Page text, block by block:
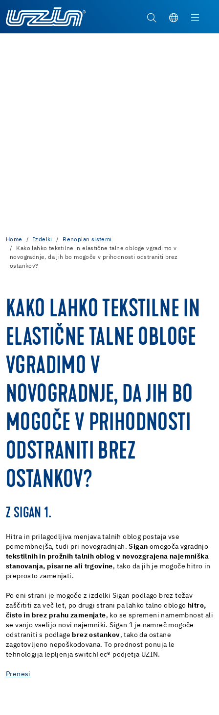
Home Izdelki
Renoplan sistemi
Kako lahko tekstilne in elastične talne obloge vgradimo v
novogradnje, da jih bo mogoče v prihodnosti odstraniti brez
ostankov?
KAKO LAHKO TEKSTILNE IN
ELASTIČNE TALNE OBLOGE
VGRADIMO V
NOVOGRADNJE, DA JIH BO
MOGOČE V PRIHODNOSTI
ODSTRANITI BREZ
OSTANKOV?
Z SIGAN 1.
Hitra in prilagodljiva menjava talnih oblog postaja vse
pomembnejša, tudi pri novogradnjah.Sigan omogoča vgradnjo
tekstilnih in prožnih talnih oblog v novozgrajena najemniška
stanovanja, pisarne ali trgovine, tako da jih je mogoče hitro in
preprosto zamenjati.
Po eni strani je mogoče z izdelki Sigan podlago brez težav
zaščititi za več let, po drugi strani pa lahko talno oblogo hitro,
čisto in brez prahu zamenjate, ko se spremeni namembnost ali
se vanjo vselijo novi najemniki. Sigan 1 je namreč mogoče
odstraniti s podlage brez ostankov, tako da ostane
zagotovljeno nepoškodovana. To prednost ponuja le
tehnologija lepljenja switchTec® podjetja UZIN.
Prenesi